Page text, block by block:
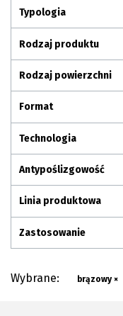
Typologia
Rodzaj produktu
Rodzaj powierzchni
Format
Technologia
Antypoślizgowość
Linia produktowa
Zastosowanie
Wybrane: brązowy ×